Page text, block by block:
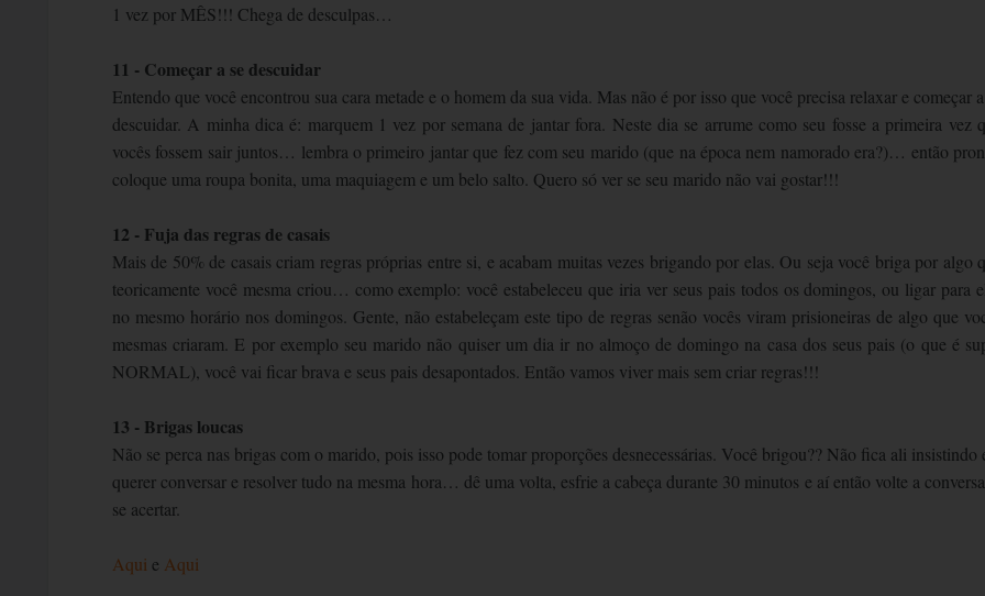
1 vez por MÊS!!! Chega de desculpas…
11 - Começar a se descuidar
Entendo que você encontrou sua cara metade e o homem da sua vida. Mas não é por isso que você precisa relaxar e começar
descuidar. A minha dica é: marquem 1 vez por semana de jantar fora. Neste dia se arrume como seu fosse a primeira vez
vocês fossem sair juntos… lembra o primeiro jantar que fez com seu marido (que na época nem namorado era?)… então
coloque uma roupa bonita, uma maquiagem e um belo salto. Quero só ver se seu marido não vai gostar!!!
12 - Fuja das regras de casais
Mais de 50% de casais criam regras próprias entre si, e acabam muitas vezes brigando por elas. Ou seja você briga por algo
teoricamente você mesma criou… como exemplo: você estabeleceu que iria ver seus pais todos os domingos, ou ligar para
no mesmo horário nos domingos. Gente, não estabeleçam este tipo de regras senão vocês viram prisioneiras de algo que
mesmas criaram. E por exemplo seu marido não quiser um dia ir no almoço de domingo na casa dos seus pais (o que é
NORMAL), você vai ficar brava e seus pais desapontados. Então vamos viver mais sem criar regras!!!
13 - Brigas loucas
Não se perca nas brigas com o marido, pois isso pode tomar proporções desnecessárias. Você brigou?? Não fica ali insistindo
querer conversar e resolver tudo na mesma hora… dê uma volta, esfrie a cabeça durante 30 minutos e aí então volte a
se acertar.
Aqui e Aqui